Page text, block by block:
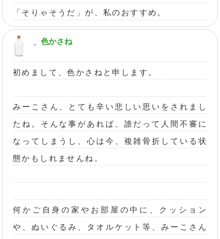
「そりゃそうだ」が、私のおすすめ。
色かさね
初めまして、色かさねと申します。
みーこさん、とても辛い悲しい思いをされまし
たね。そんな事があれば、誰だって人間不審に
なってしまうし、心は今、複雑骨折している状
態かもしれませんね。
何かご自身の家やお部屋の中に、クッション
や、ぬいぐるみ、タオルケット等、みーこさん